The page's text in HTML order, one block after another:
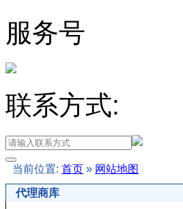
服务号
联系方式:
当前位置: 首页 » 网站地图
代理商库